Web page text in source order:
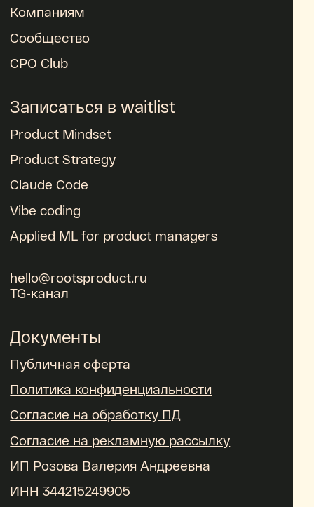
Документы
Публичная оферта
Политика конфиденциальности
Согласие на обработку ПД
Согласие на рекламную рассылку
ИП Розова Валерия Андреевна
ИНН 344215249905
Компаниям
Сообщество
CPO Club
Записаться в waitlist
Product Mindset
Product Strategy
Claude Code
Vibe coding
Applied ML for product managers
hello@rootsproduct.ru
TG-канал